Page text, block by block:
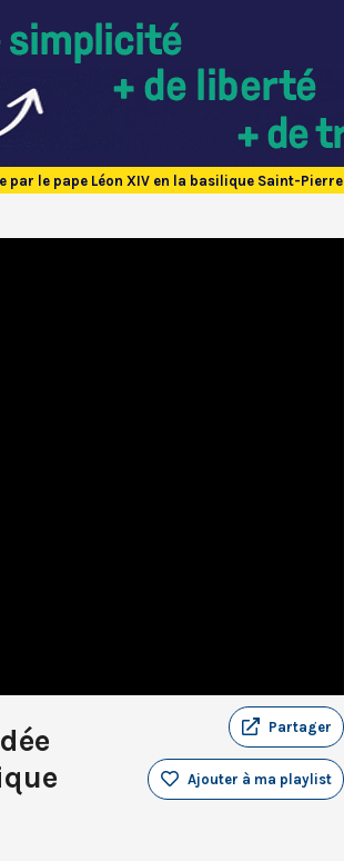
par le pape Léon XIV en la basilique Saint-Pierre
Partager
Ajouter à ma playlist